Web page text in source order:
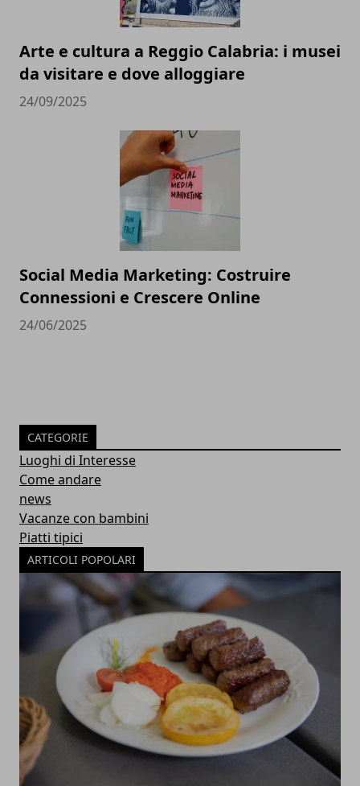
Arte e cultura a Reggio Calabria: i musei
da visitare e dove alloggiare
24/09/2025
Social Media Marketing: Costruire
Connessioni e Crescere Online
24/06/2025
CATEGORIE
Luoghi di Interesse
Come andare
news
Vacanze con bambini
Piatti tipici
ARTICOLI POPOLARI